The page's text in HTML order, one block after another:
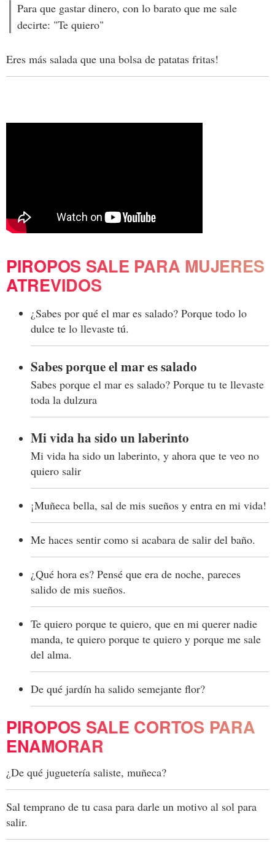
Para que gastar dinero, con lo barato que me sale
decirte: "Te quiero"
Eres más salada que una bolsa de patatas fritas!
PIROPOS SALE PARA MUJERES
ATREVIDOS
¿Sabes por qué el mar es salado? Porque todo lo
dulce te lo llevaste tú.
Sabes porque el mar es salado
Sabes porque el mar es salado? Porque tu te llevaste
toda la dulzura
Mi vida ha sido un laberinto
Mi vida ha sido un laberinto, y ahora que te veo no
quiero salir
¡Muñeca bella, sal de mis sueños y entra en mi vida!
Me haces sentir como si acabara de salir del baño.
¿Qué hora es? Pensé que era de noche, pareces
salido de mis sueños.
Te quiero porque te quiero, que en mi querer nadie
manda, te quiero porque te quiero y porque me sale
del alma.
De qué jardín ha salido semejante flor?
PIROPOS SALE CORTOS PARA
ENAMORAR
¿De qué juguetería saliste, muñeca?
Sal temprano de tu casa para darle un motivo al sol para
salir.